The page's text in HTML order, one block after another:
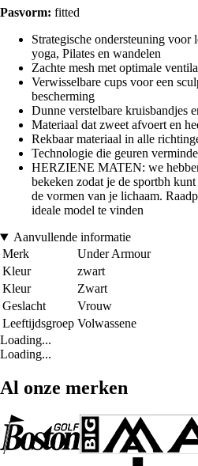
Pasvorm: fitted
Strategische ondersteuning
yoga, Pilates en wandelen
Zachte mesh met optimale
Verwisselbare cups voor een
bescherming
Dunne verstelbare kruisbandjes
Materiaal dat zweet afvoert en
Rekbaar materiaal in alle
Technologie die geuren
HERZIENE MATEN: we
bekeken zodat je de sportbh
de vormen van je lichaam.
ideale model te vinden
Aanvullende informatie
Merk
Under Armour
Kleur
zwart
Kleur
Zwart
Geslacht
Vrouw
Leeftijdsgroep Volwassene
Loading...
Loading...
Al onze merken